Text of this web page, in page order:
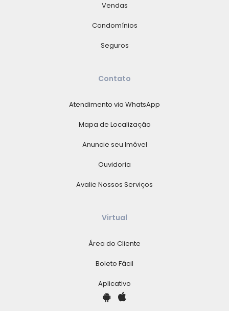
Vendas
Condomínios
Seguros
Contato
Atendimento via WhatsApp
Mapa de Localização
Anuncie seu Imóvel
Ouvidoria
Avalie Nossos Serviços
Virtual
Área do Cliente
Boleto Fácil
Aplicativo